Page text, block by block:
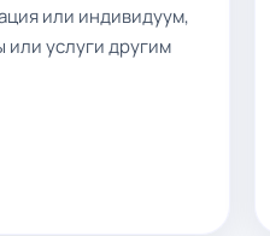
или индивидуум,
услуги другим